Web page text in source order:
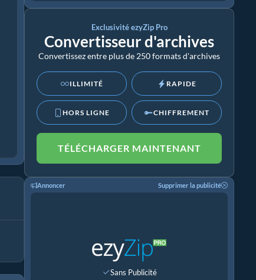
Exclusivité ezyZip Pro
Convertisseur d'archives
Convertissez entre plus de 250 formats d'archives
ILLIMITÉ RAPIDE
HORS LIGNE CHIFFREMENT
TÉLÉCHARGER MAINTENANT
Annoncer Supprimer la publicité
Sans Publicité